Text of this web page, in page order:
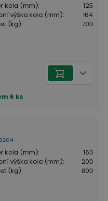
kola (mm):
125
výška kola (mm):
164
(kg): 700
6 ks
kola (mm):
160
výška kola (mm):
200
(kg): 800